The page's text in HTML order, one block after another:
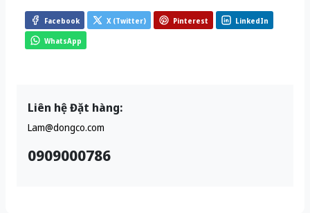
Facebook X (Twitter) Pinterest LinkedIn
WhatsApp
Liên hệ Đặt hàng:
Lam@dongco.com
0909000786